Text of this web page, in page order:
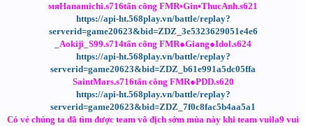
мяHanamichi.s716tấn công FMR•Gin•ThucAnh.s621
https://api-ht.568play.vn/battle/replay?
serverid=game20623&bid=ZDZ_3e5323629051e4e6
_Aokiji_S99.s714tấn công FMR●Giang●Idol.s624
https://api-ht.568play.vn/battle/replay?
serverid=game20623&bid=ZDZ_b61e991a5dc05ffa
SaintMars.s716tấn công FMR●PDD.s620
https://api-ht.568play.vn/battle/replay?
serverid=game20623&bid=ZDZ_7f0c8fac5b4aa5a1
Có vẻ chúng ta đã tìm được team vô địch sớm mùa này khi team vuila9 vui